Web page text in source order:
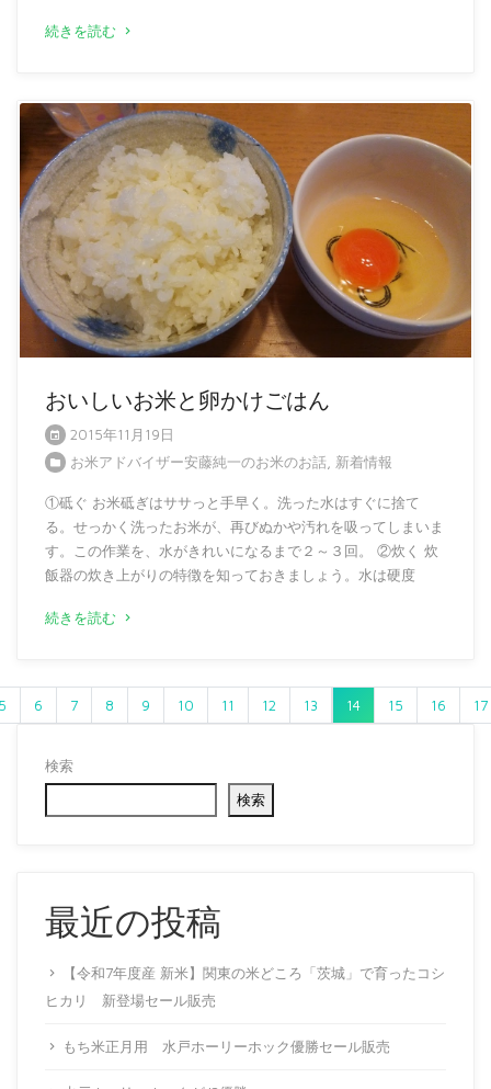
続きを読む
おいしいお米と卵かけごはん
2015年11月19日
お米アドバイザー安藤純一のお米のお話
新着情報
①砥ぐ お米砥ぎはササっと手早く。洗った水はすぐに捨て
る。せっかく洗ったお米が、再びぬかや汚れを吸ってしまいま
す。この作業を、水がきれいになるまで２～３回。 ②炊く 炊
飯器の炊き上がりの特徴を知っておきましょう。水は硬度
続きを読む
6 7 8 9 10 11 12 13 14 15 16 17
検索
検索
最近の投稿
【令和7年度産 新米】関東の米どころ「茨城」で育ったコシ
ヒカリ 新登場セール販売
もち米正月用 水戸ホーリーホック優勝セール販売